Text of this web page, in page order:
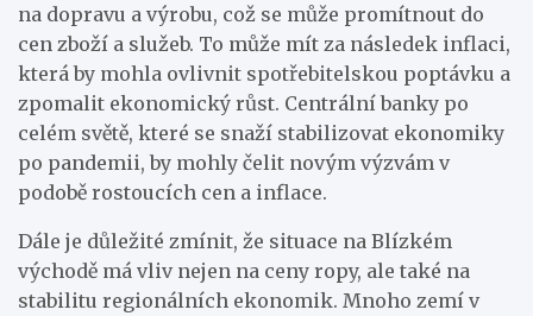
na dopravu a výrobu, což se může promítnout do
cen zboží a služeb. To může mít za následek inflaci,
která by mohla ovlivnit spotřebitelskou poptávku a
zpomalit ekonomický růst. Centrální banky po
celém světě, které se snaží stabilizovat ekonomiky
po pandemii, by mohly čelit novým výzvám v
podobě rostoucích cen a inflace.
Dále je důležité zmínit, že situace na Blízkém
východě má vliv nejen na ceny ropy, ale také na
stabilitu regionálních ekonomik. Mnoho zemí v